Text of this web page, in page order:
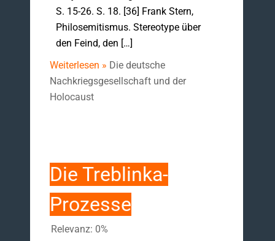
S. 15-26. S. 18. [36] Frank Stern,
Philosemitismus. Stereotype über
den Feind, den […]
Weiterlesen » Die deutsche
Nachkriegsgesellschaft und der
Holocaust
Die Treblinka-
Prozesse
Relevanz: 0%